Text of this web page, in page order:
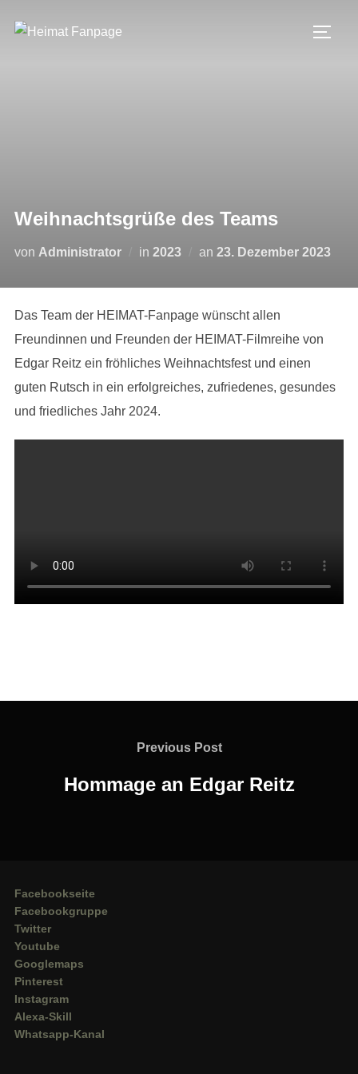
Inhalt
Weihnachtsgrüße des Teams
von Administrator in 2023 an Veröffentlicht
23. Dezember 2023
Das Team der HEIMAT-Fanpage wünscht allen
Freundinnen und Freunden der HEIMAT-Filmreihe von
Edgar Reitz ein fröhliches Weihnachtsfest und einen
guten Rutsch in ein erfolgreiches, zufriedenes, gesundes
und friedliches Jahr 2024.
Previous
Previous Post
Hommage an Edgar Reitz
Facebookseite
Facebookgruppe
Twitter
Youtube
Googlemaps
Pinterest
Instagram
Alexa-Skill
Whatsapp-Kanal